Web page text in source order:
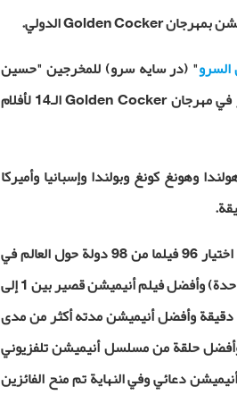
بمهرجانGolden Cockerالدولي.
" (در سایه سرو) للمخرجين "حسين
في مهرجانGolden Cocker
الـ14 لأفلام
والتشيك وهولندا وهونغ كونغ وبولندا وإسبانيا وأميركا
ومن بين 3500 فيلم أرسلت إلى هذه الدورة من المهرجان تم اختيار 96 فيلما من 98 دولة حول العالم في
10 فئات هي أفضل فيلم أنيميشن قصير خاص (حوالي دقيقة واحدة) وأفضل فيلم أنيميشن قصير بين 1 إلى
10 دقائق وأفضل أنيميشن قصير تتراوح مدته بين 10 إلى 45 دقيقة وأفضل أنيميشن مدته أكثر من مدى
وأفضل حلقة من مسلسل أنيميشن تلفزيوني
دعائي وفي النهاية تم منح الفائزين